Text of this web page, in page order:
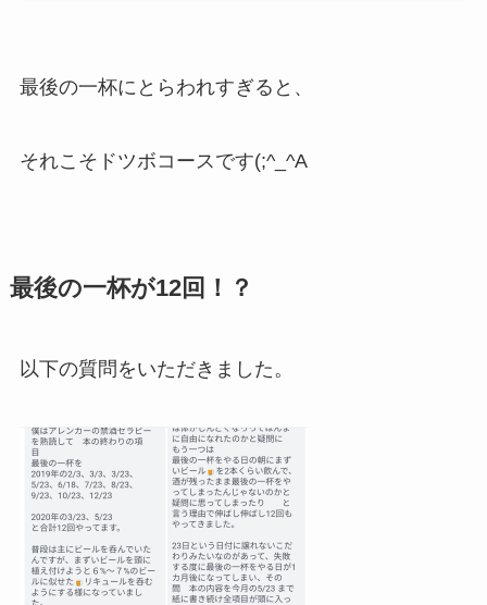
最後の一杯にとらわれすぎると、
それこそドツボコースです(;^_^A
最後の一杯が12回！？
以下の質問をいただきました。